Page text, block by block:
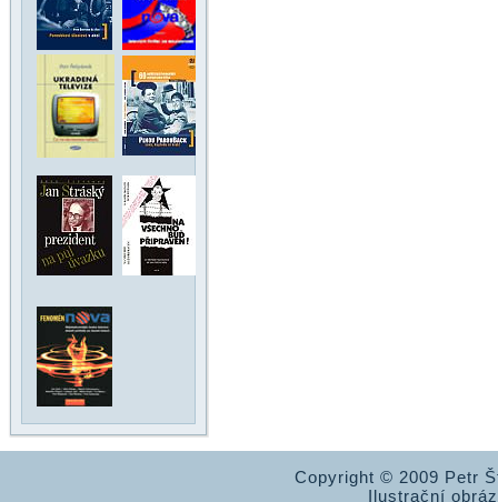
Copyright © 2009 Petr
Ilustrační